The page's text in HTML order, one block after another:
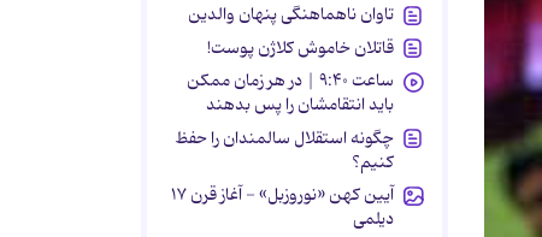
تاوان ناهماهنگی پنهان والدین
قاتلان خاموش کلاژن پوست!
ساعت ۹:۴۰ | در هر زمان ممکن
باید انتقامشان را پس بدهند
چگونه استقلال سالمندان را حفظ
کنیم؟
آیین کهن «نوروزبل» - آغاز قرن ۱۷
دیلمی